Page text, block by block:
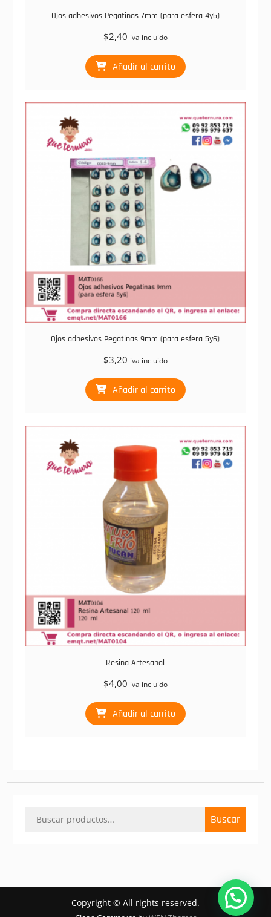
Ojos adhesivos Pegatinas 7mm (para esfera 4y5)
$2,40 iva incluido
Añadir al carrito
Ojos adhesivos Pegatinas 9mm (para esfera 5y6)
$3,20 iva incluido
Añadir al carrito
Resina Artesanal
$4,00 iva incluido
Añadir al carrito
por:
Buscar
Copyright © All rights reserved.